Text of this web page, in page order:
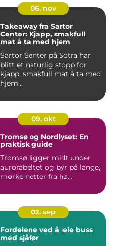
06. nov
Takeaway fra Sartor
Center: Kjapp, smakfull
mat å ta med hjem
Sartor Senter på Sotra har
blitt et naturlig stopp for
kjapp, smakfull mat å ta med
hjem...
09. okt
Tromsø og Nordlyset: En
praktisk guide
Tromsø ligger midt under
aurorabeltet og byr på lange,
mørke netter fra hø...
02. sep
Fordelene ved å leie buss
med sjåfør